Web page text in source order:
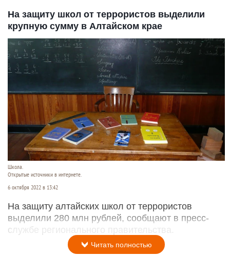
На защиту школ от террористов выделили
крупную сумму в Алтайском крае
Школа.
Открытые источники в интернете.
6 октября 2022 в 13:42
На защиту алтайских школ от террористов
выделили 280 млн рублей, сообщают в пресс-
службе регионального правительства.
Читать полностью